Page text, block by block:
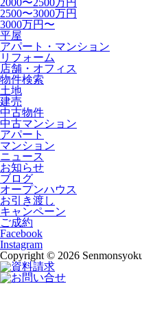
2000〜2500万円
2500〜3000万円
3000万円〜
平屋
アパート・マンション
リフォーム
店舗・オフィス
物件検索
土地
建売
中古物件
中古マンション
アパート
マンション
ニュース
お知らせ
ブログ
オープンハウス
お引き渡し
キャンペーン
ご成約
Facebook
Instagram
Copyright © 2026